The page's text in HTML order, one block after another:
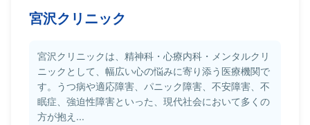
宮沢クリニック
宮沢クリニックは、精神科・心療内科・メンタルクリ
ニックとして、幅広い心の悩みに寄り添う医療機関で
す。うつ病や適応障害、パニック障害、不安障害、不
眠症、強迫性障害といった、現代社会において多くの
方が抱え...